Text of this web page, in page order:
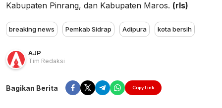
Kabupaten Pinrang, dan Kabupaten Maros. (rls)
breaking news Pemkab Sidrap Adipura kota bersih
AJP
Tim Redaksi
Bagikan Berita Copy Link